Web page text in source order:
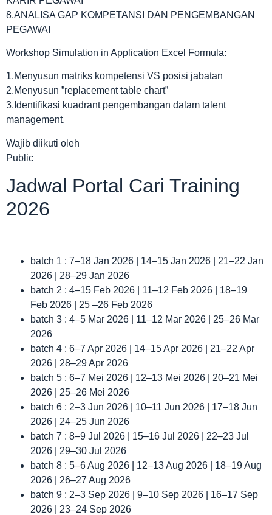
8.ANALISA GAP KOMPETANSI DAN PENGEMBANGAN
PEGAWAI
Workshop Simulation in Application Excel Formula:
1.Menyusun matriks kompetensi VS posisi jabatan
2.Menyusun ”replacement table chart”
3.Identifikasi kuadrant pengembangan dalam talent
management.
Wajib diikuti oleh
Public
Jadwal Portal Cari Training
2026
batch 1 : 7–18 Jan 2026 | 14–15 Jan 2026 | 21–22 Jan
2026 | 28–29 Jan 2026
batch 2 : 4–15 Feb 2026 | 11–12 Feb 2026 | 18–19
Feb 2026 | 25 –26 Feb 2026
batch 3 : 4–5 Mar 2026 | 11–12 Mar 2026 | 25–26 Mar
2026
batch 4 : 6–7 Apr 2026 | 14–15 Apr 2026 | 21–22 Apr
2026 | 28–29 Apr 2026
batch 5 : 6–7 Mei 2026 | 12–13 Mei 2026 | 20–21 Mei
2026 | 25–26 Mei 2026
batch 6 : 2–3 Jun 2026 | 10–11 Jun 2026 | 17–18 Jun
2026 | 24–25 Jun 2026
batch 7 : 8–9 Jul 2026 | 15–16 Jul 2026 | 22–23 Jul
2026 | 29–30 Jul 2026
batch 8 : 5–6 Aug 2026 | 12–13 Aug 2026 | 18–19 Aug
2026 | 26–27 Aug 2026
batch 9 : 2–3 Sep 2026 | 9–10 Sep 2026 | 16–17 Sep
2026 | 23–24 Sep 2026